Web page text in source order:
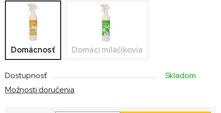
Domácnosť Domáci miláčikovia
Dostupnosť
Skladom
Možnosti doručenia